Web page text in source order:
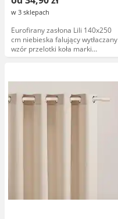
w 3 sklepach
Eurofirany zasłona Lili 140x250
cm niebieska falujący wytłaczany
wzór przelotki koła marki
Eurofirany